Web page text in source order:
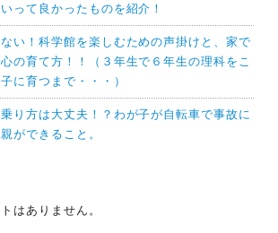
って良かったものを紹介！
い！科学館を楽しむための声掛けと、家で
の育て方！！（３年生で６年生の理科をこ
に育つまで・・・）
り方は大丈夫！？わが子が自転車で事故に
ができること。
はありません。